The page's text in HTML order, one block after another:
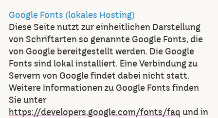
Google Fonts (lokales Hosting)
Diese Seite nutzt zur einheitlichen Darstellung
von Schriftarten so genannte Google Fonts, die
von Google bereitgestellt werden. Die Google
Fonts sind lokal installiert. Eine Verbindung zu
Servern von Google findet dabei nicht statt.
Weitere Informationen zu Google Fonts finden
Sie unter
https://developers.google.com/fonts/faq und in